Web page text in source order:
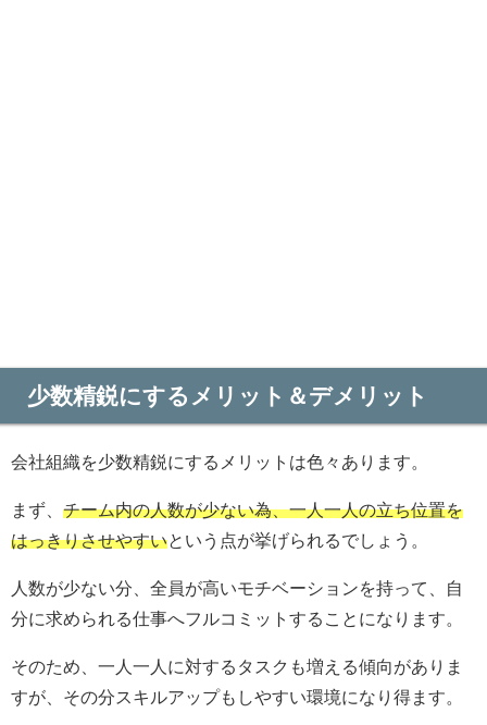
少数精鋭にするメリット＆デメリット
会社組織を少数精鋭にするメリットは色々あります。
まず、 チーム内の人数が少ない為、一人一人の立ち位置を
はっきりさせやすいという点が挙げられるでしょう。
人数が少ない分、全員が高いモチベーションを持って、自
分に求められる仕事へフルコミットすることになります。
そのため、一人一人に対するタスクも増える傾向がありま
すが、その分スキルアップもしやすい環境になり得ます。